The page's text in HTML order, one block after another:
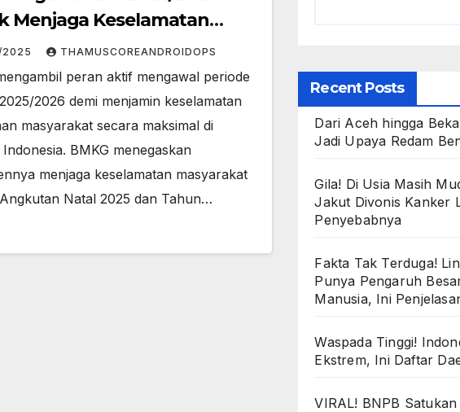
Menjaga Keselamatan
Anda
THAMUSCOREANDROIDOPS
peran aktif mengawal periode
2026 demi menjamin keselamatan
masyarakat secara maksimal di
BMKG menegaskan
menjaga keselamatan masyarakat
Natal 2025 dan Tahun…
Recent Posts
Dari Aceh hingga
Jadi Upaya Redam
Gila! Di Usia Masih
Jakut Divonis Kanker
Penyebabnya
Fakta Tak Terduga!
Punya Pengaruh
Manusia, Ini
Waspada Tinggi!
Ekstrem, Ini Daftar
VIRAL! BNPB